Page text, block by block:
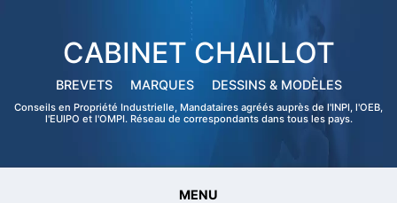
CABINET CHAILLOT
BREVETS MARQUES DESSINS & MODÈLES
Conseils en Propriété Industrielle, Mandataires agréés auprès de l'INPI, l'OEB,
l'EUIPO et l'OMPI. Réseau de correspondants dans tous les pays.
MENU